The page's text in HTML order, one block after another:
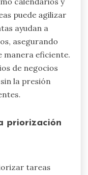
puede agilizar
ayudan a
asegurando
manera eficiente.
de negocios
la presión
priorización
tareas